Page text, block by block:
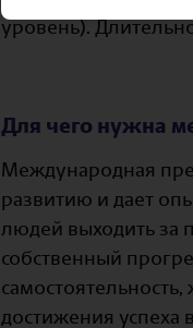
уровень).
Для чего нужна
Международная
развитию и дает
людей выходить за
собственный
достижения успеха